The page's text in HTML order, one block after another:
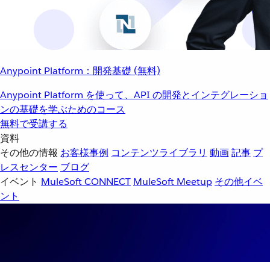
Anypoint Platform：開発基礎 (無料)
Anypoint Platform を使って、API の開発とインテグレーショ
ンの基礎を学ぶためのコース
無料で受講する
資料
その他の情報 お客様事例 コンテンツライブラリ 動画記事 プ
レスセンター ブログ
イベント MuleSoft CONNECT MuleSoft Meetup その他イベ
ント